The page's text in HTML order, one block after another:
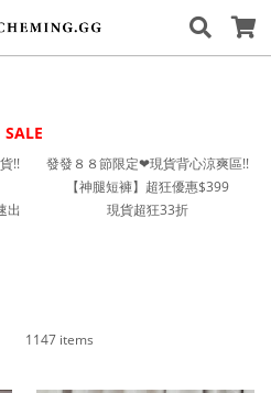
SALE
!!
發發８８節限定❤︎現貨背心涼爽區!!
【神腿短褲】超狂優惠$399
出
現貨超狂33折
1147 items